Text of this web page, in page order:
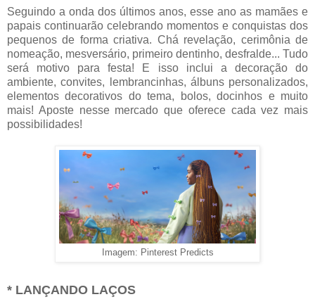
Seguindo a onda dos últimos anos, esse ano as mamães e
papais continuarão celebrando momentos e conquistas dos
pequenos de forma criativa. Chá revelação, cerimônia de
nomeação, mesversário, primeiro dentinho, desfralde... Tudo
será motivo para festa! E isso inclui a decoração do
ambiente, convites, lembrancinhas, álbuns personalizados,
elementos decorativos do tema, bolos, docinhos e muito
mais! Aposte nesse mercado que oferece cada vez mais
possibilidades!
Imagem: Pinterest Predicts
* LANÇANDO LAÇOS